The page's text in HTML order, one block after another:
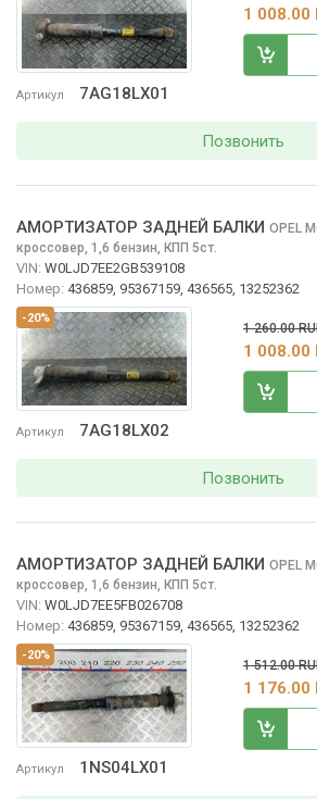
Артикул 7AG18LX01
1 008.00
Позвонить
-20%
Артикул 7AG18LX02
АМОРТИЗАТОР ЗАДНЕЙ БАЛКИ OPEL
кроссовер, 1,6 бензин, КПП 5ст.
VIN: W0LJD7EE2GB539108
Номер: 436859, 95367159, 436565, 13252362
1 260.00
1 008.00
Позвонить
-20%
Артикул 1NS04LX01
АМОРТИЗАТОР ЗАДНЕЙ БАЛКИ OPEL
кроссовер, 1,6 бензин, КПП 5ст.
VIN: W0LJD7EE5FB026708
Номер: 436859, 95367159, 436565, 13252362
1 512.00
1 176.00